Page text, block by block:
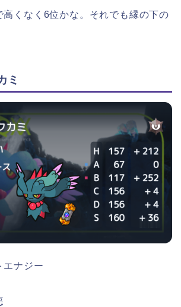
高くなく6位かな。それでも縁の下の
ミ
エナジー